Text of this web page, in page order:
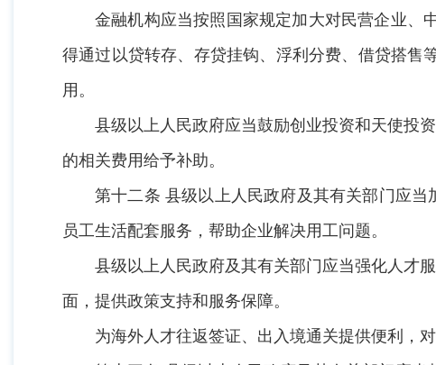
金融机构应当按照国家规定加大对民营企业、
得通过以贷转存、存贷挂钩、浮利分费、借贷搭售
用。
县级以上人民政府应当鼓励创业投资和天使投
的相关费用给予补助。
第十二条 县级以上人民政府及其有关部门应
员工生活配套服务，帮助企业解决用工问题。
县级以上人民政府及其有关部门应当强化人才
面，提供政策支持和服务保障。
为海外人才往返签证、出入境通关提供便利，